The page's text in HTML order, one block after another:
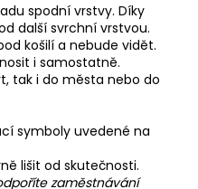
spodní vrstvy. Díky
další svrchní vrstvou.
košilí a nebude vidět.
i samostatně.
tak i do města nebo do
symboly uvedené na
lišit od skutečnosti.
zaměstnávání